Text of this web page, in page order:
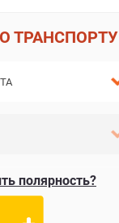
ТРАНСПОРТУ
полярность?